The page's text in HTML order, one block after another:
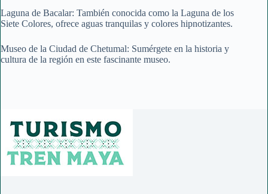
Laguna de Bacalar: También conocida como la Laguna de los
Siete Colores, ofrece aguas tranquilas y colores hipnotizantes.
Museo de la Ciudad de Chetumal: Sumérgete en la historia y
cultura de la región en este fascinante museo.